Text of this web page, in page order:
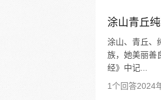
涂山青丘
涂山、青丘、
族，她美丽善
经》中记...
1个回答2024